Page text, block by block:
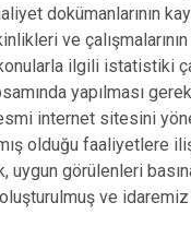
dokümanlarının
ve
ilgili istatistiki
yapılması
internet sitesini
olduğu faaliyetlere
uygun görülenleri
ve